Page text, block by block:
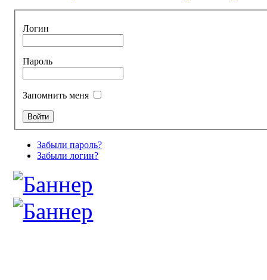
Логин
Пароль
Запомнить меня
Забыли пароль?
Забыли логин?